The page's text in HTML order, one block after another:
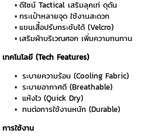
ดีไซน์ Tactical เสริมลุคเท่ ดุดัน
กระเป๋าหลายจุด ใช้งานสะดวก
แขนเสื้อปรับกระชับได้ (Velcro)
เสริมผ้าบริเวณศอก เพิ่มความทนทาน
เทคโนโลยี (Tech Features)
ระบายความร้อน (Cooling Fabric)
ระบายอากาศดี (Breathable)
แห้งไว (Quick Dry)
ทนต่อการใช้งานหนัก (Durable)
การใช้งาน